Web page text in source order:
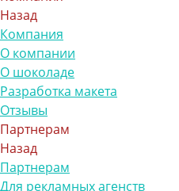
Назад
Компания
О компании
О шоколаде
Разработка макета
Отзывы
Партнерам
Назад
Партнерам
Для рекламных агенств